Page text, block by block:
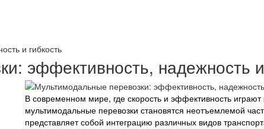
и гибкость
эффективность, надежность и
В современном мире, где скорость и эффективность
мультимодальные перевозки становятся неотъемлемой
представляет собой интеграцию различных видов